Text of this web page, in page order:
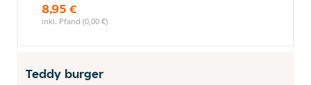
8,95 €
inkl. Pfand (0,00 €)
Teddy burger